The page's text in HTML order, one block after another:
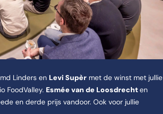
Linders en Levi Supèr met de winst met jullie
FoodValley. Esmée van de Loosdrechten
en derde prijs vandoor. Ook voor jullie